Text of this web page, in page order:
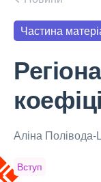
Частина
Аліна
Вступ